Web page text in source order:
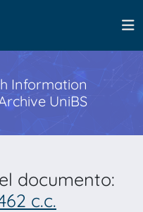
Information
UniBS
documento:
c.c.